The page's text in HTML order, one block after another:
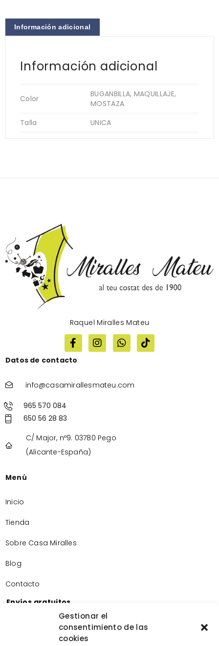
Gestionar el
consentimiento de las
cookies
Información adicional
Información adicional
Color
BUGANBILLA, MAQUILLAJE,
MOSTAZA
Talla
UNICA
Raquel Miralles Mateu
Datos de contacto
info@casamirallesmateu.com
965 570 084
650 56 28 83
C/ Major, nº9. 03780 Pego
(Alicante-España)
Menú
Inicio
Tienda
Sobre Casa Miralles
Blog
Contacto
Envíos gratuitos
Envíos gratuitos por la compra de más de 60€.
Devoluciones gratuitas
Devoluciones gratuitas en nuestra tienda física.